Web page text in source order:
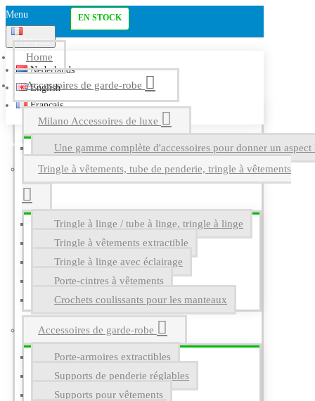
Menu
Français
Nederlands
English
Français
Home
Accessoires de garde-robe
Milano Accessoires de luxe
Une gamme complète d'accessoires pour donner un
Tringle à vêtements, tube de penderie, tringle à vêtements
Tringle à linge / tube à linge, tringle à linge
Tringle à vêtements extractible
Tringle à linge avec éclairage
Porte-cintres à vêtements
Crochets coulissants pour les manteaux
Accessoires de garde-robe
Porte-armoires extractibles
Supports de penderie réglables
Supports pour vêtements
EN STOCK